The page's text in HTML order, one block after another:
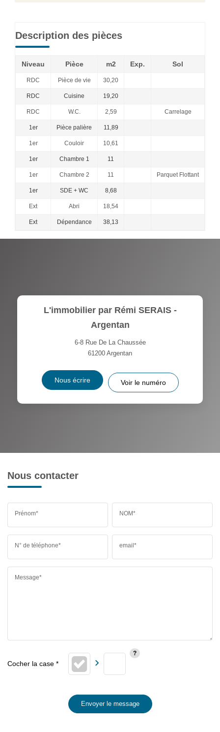
Description des pièces
Niveau Pièce m2 Exp. Sol
RDC Pièce de vie 30,20
RDC Cuisine 19,20
RDC W.C. 2,59 Carrelage
1er Pièce palière 11,89
1er Couloir 10,61
1er Chambre 1 11
1er Chambre 2 11 Parquet Flottant
1er SDE + WC 8,68
Ext Abri 18,54
Ext Dépendance 38,13
L'immobilier par Rémi SERAIS -
Argentan
6-8 Rue De La Chaussée
61200 Argentan
Nous écrire Voir le numéro
Nous contacter
Prénom* NOM*
N° de téléphone* email*
Message*
Envoyer le message